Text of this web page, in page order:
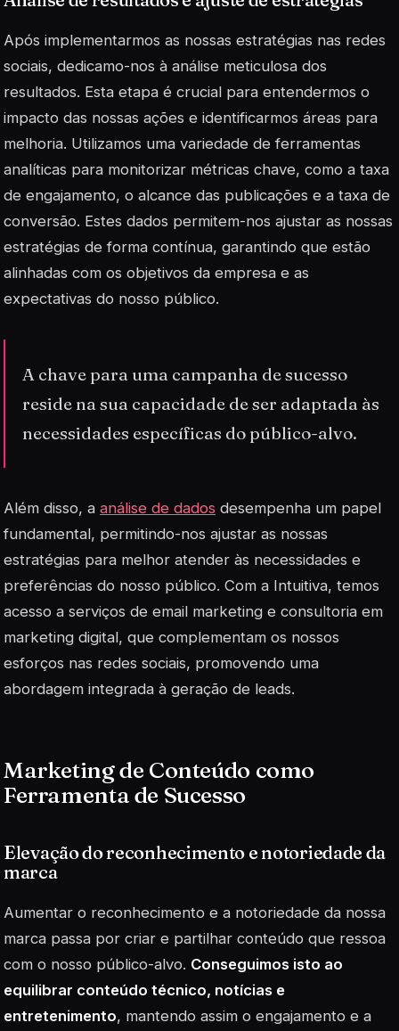
Após implementarmos as nossas estratégias nas redes
sociais, dedicamo-nos à análise meticulosa dos
resultados. Esta etapa é crucial para entendermos o
impacto das nossas ações e identificarmos áreas para
melhoria. Utilizamos uma variedade de ferramentas
analíticas para monitorizar métricas chave, como a taxa
de engajamento, o alcance das publicações e a taxa de
conversão. Estes dados permitem-nos ajustar as nossas
estratégias de forma contínua, garantindo que estão
alinhadas com os objetivos da empresa e as
expectativas do nosso público.
A chave para uma campanha de sucesso
reside na sua capacidade de ser adaptada às
necessidades específicas do público-alvo.
Além disso, a análise de dados desempenha um papel
fundamental, permitindo-nos ajustar as nossas
estratégias para melhor atender às necessidades e
preferências do nosso público. Com a Intuitiva, temos
acesso a serviços de email marketing e consultoria em
marketing digital, que complementam os nossos
esforços nas redes sociais, promovendo uma
abordagem integrada à geração de leads.
Marketing de Conteúdo como
Ferramenta de Sucesso
Elevação do reconhecimento e notoriedade da
marca
Aumentar o reconhecimento e a notoriedade da nossa
marca passa por criar e partilhar conteúdo que ressoa
com o nosso público-alvo. Conseguimos isto ao
equilibrar conteúdo técnico, notícias e
entretenimento, mantendo assim o engajamento e a